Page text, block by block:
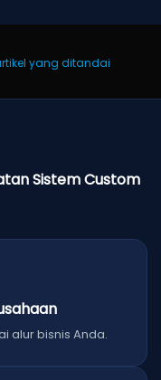
yang ditandai
Sistem Custom
alur bisnis Anda.